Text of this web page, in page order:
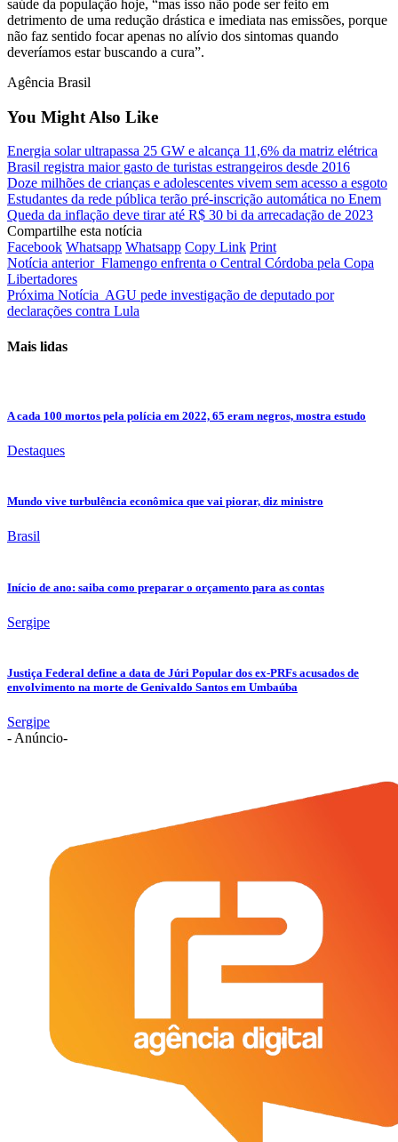
saúde da população hoje, “mas isso não pode ser feito em
detrimento de uma redução drástica e imediata nas emissões, porque
não faz sentido focar apenas no alívio dos sintomas quando
deveríamos estar buscando a cura”.
Agência Brasil
You Might Also Like
Energia solar ultrapassa 25 GW e alcança 11,6% da matriz elétrica
Brasil registra maior gasto de turistas estrangeiros desde 2016
Doze milhões de crianças e adolescentes vivem sem acesso a esgoto
Estudantes da rede pública terão pré-inscrição automática no Enem
Queda da inflação deve tirar até R$ 30 bi da arrecadação de 2023
Compartilhe esta notícia
Facebook Whatsapp Whatsapp Copy Link Print
Notícia anterior Flamengo enfrenta o Central Córdoba pela Copa
Libertadores
Próxima Notícia AGU pede investigação de deputado por
declarações contra Lula
Mais lidas
A cada 100 mortos pela polícia em 2022, 65 eram negros, mostra estudo
Destaques
Mundo vive turbulência econômica que vai piorar, diz ministro
Brasil
Início de ano: saiba como preparar o orçamento para as contas
Sergipe
Justiça Federal define a data de Júri Popular dos ex-PRFs acusados de
envolvimento na morte de Genivaldo Santos em Umbaúba
Sergipe
- Anúncio-